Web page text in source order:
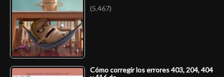
(5.467)
Cómo corregir los errores 403, 204, 404